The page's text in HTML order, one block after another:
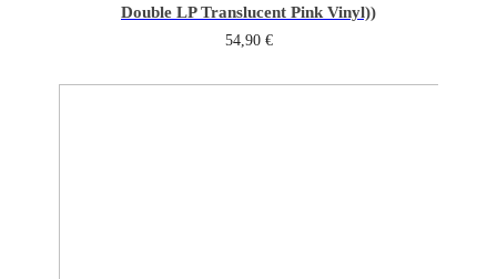
Double LP Translucent Pink Vinyl))
54,90 €